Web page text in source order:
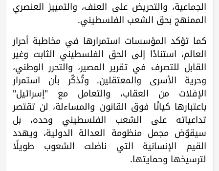
الجماعية، والتحريض على العنف، والتمييز العنصري
الممنهج بحق الشعب الفلسطيني.
كما تؤكد المؤسسات استمرارها في مخاطبة أحرار
العالم، استنادًا إلى الحق الفلسطيني الثابت وغير
القابل للتصرف في تقرير المصير، والتحرر الوطني،
وحرية الأسرى والمعتقلين. وتُذكّر بأن استمرار
الإفلات من العقاب، والتعامل مع "إسرائيل"
باعتبارها كيانًا فوق القانون والمساءلة، لن تقتصر
تداعياته على الشعب الفلسطيني وحده، بل
سيقوّض مجمل منظومة العدالة الدولية، ويهدد
القيم الإنسانية التي ناضلت الشعوب طويلًا
لترسيخها وحمايتها.